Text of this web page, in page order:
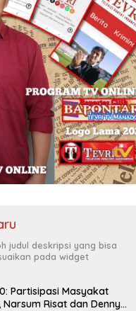
judul deskripsi yang bisa
pada widget
Partisipasi Masyakat
Narsum Risat dan Denny